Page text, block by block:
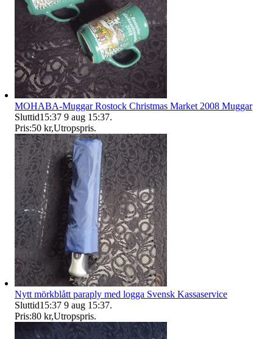
MOHABA-Muggar Rostock Christmas Market 2008 Muggar
Sluttid15:37 9 aug 15:37.
Pris:50 kr,Utropspris.
Nytt mörkblått paraply med logga Svensk Kassaservice
Sluttid15:37 9 aug 15:37.
Pris:80 kr,Utropspris.